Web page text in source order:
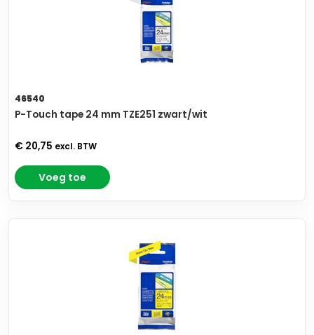
46540
P-Touch tape 24 mm TZE251 zwart/wit
€ 20,75 excl. BTW
Voeg toe